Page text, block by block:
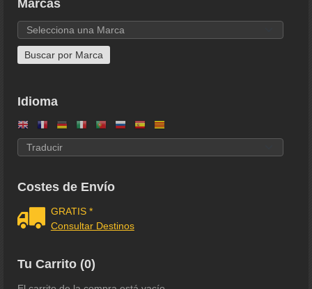
Marcas
Idioma
Costes de Envío
GRATIS *
Consultar Destinos
Tu Carrito (0)